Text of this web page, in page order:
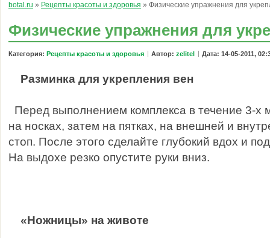
botal.ru » Рецепты красоты и здоровья » Физические упражнения для
Физические упражнения для
Категория: Рецепты красоты и здоровья Автор: zelitel Дата: 14-05-2011,
Разминка для укрепления вен
Перед выполнением комплекса в течение 3-х
на носках, затем на пятках, на внешней и
стоп. После этого сделайте глубокий вдох и
На выдохе резко опустите руки вниз.
«Ножницы» на животе